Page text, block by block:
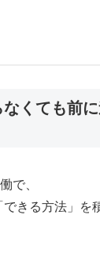
くても前
で、
できる方法」を